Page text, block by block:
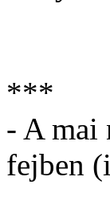
***
- A mai
fejben